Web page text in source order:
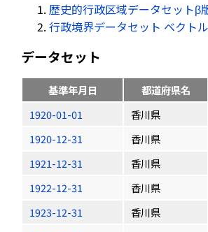
歴史的行政区域データセットβ
行政境界データセット ベクト
データセット
基準年月日 都道府県名
1920-01-01
香川県
1920-12-31
香川県
1921-12-31
香川県
1922-12-31
香川県
1923-12-31
香川県